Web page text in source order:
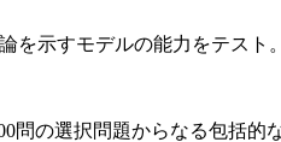
を示すモデルの能力をテスト。
問の選択問題からなる包括的